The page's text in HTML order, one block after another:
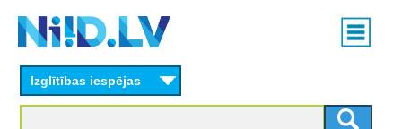
content
Main
menu
Izglītības iespējas